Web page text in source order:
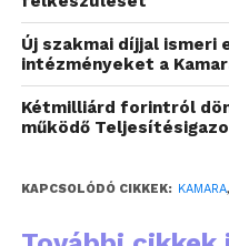
Kamara hasonló
A Vállalkozói Iránytű
összesen 296 aktív
legnépszerűbb témák
valamint a marketing
Új szakmai díjjal
intézményeket a
Kétmilliárd forintról
működő
KAPCSOLÓDÓ CIKKEK: KAMARA,